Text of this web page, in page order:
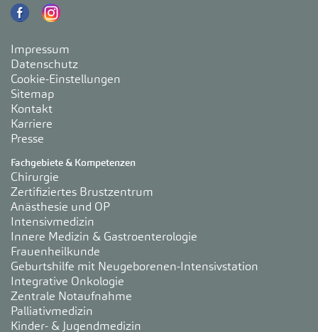
Impressum
Datenschutz
Cookie-Einstellungen
Sitemap
Kontakt
Karriere
Presse
Fachgebiete & Kompetenzen
Chirurgie
Zertifiziertes Brustzentrum
Anästhesie und OP
Intensivmedizin
Innere Medizin & Gastroenterologie
Frauenheilkunde
Geburtshilfe mit Neugeborenen-Intensivstation
Integrative Onkologie
Zentrale Notaufnahme
Palliativmedizin
Kinder- & Jugendmedizin